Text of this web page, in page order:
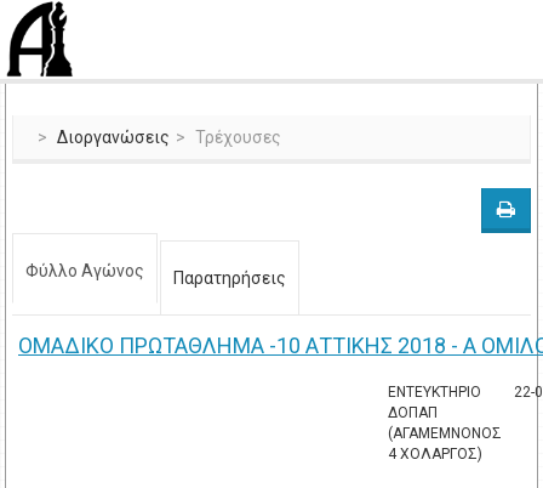
Διοργανώσεις Τρέχουσες
Φύλλο Αγώνος Παρατηρήσεις
ΟΜΑΔΙΚΟ ΠΡΩΤΑΘΛΗΜΑ -10 ΑΤΤΙΚΗΣ 2018 - Α
ΕΝΤΕΥΚΤΗΡΙΟ
ΔΟΠΑΠ
(ΑΓΑΜΕΜΝΟΝΟΣ
4 ΧΟΛΑΡΓΟΣ)
22-